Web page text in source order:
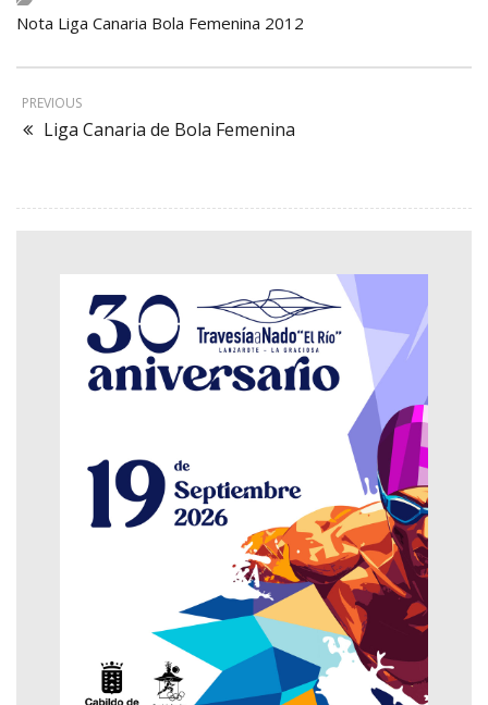
Nota Liga Canaria Bola Femenina 2012
PREVIOUS
Liga Canaria de Bola Femenina